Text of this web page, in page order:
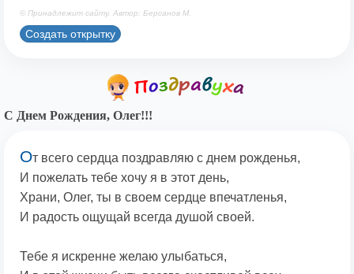
© Принадлежит сайту. Автор: Берсанов М.
Создать открытку
С Днем Рождения, Олег!!!
От всего сердца поздравляю с днем рожденья,
И пожелать тебе хочу я в этот день,
Храни, Олег, ты в своем сердце впечатленья,
И радость ощущай всегда душой своей.
Тебе я искренне желаю улыбаться,